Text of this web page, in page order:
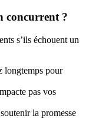
concurrent ?
s’ils échouent un
longtemps pour
pas vos
la promesse